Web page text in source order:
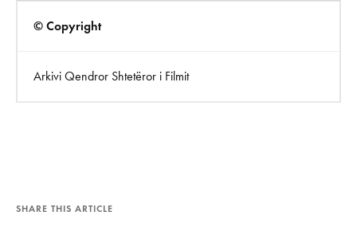
© Copyright
Arkivi Qendror Shtetëror i Filmit
SHARE THIS ARTICLE